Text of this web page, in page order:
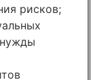
рисков;